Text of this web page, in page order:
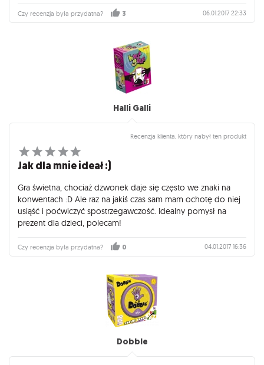
cięższych gier, dokładnie taki jakiego oczekiwałem :)
Czy recenzja była przydatna? 3 06.01.2017 22:33
Halli Galli
Recenzja klienta, który nabył ten produkt
Jak dla mnie ideał :)
Gra świetna, chociaż dzwonek daje się często we znaki na
konwentach :D Ale raz na jakiś czas sam mam ochotę do niej
usiąść i poćwiczyć spostrzegawczość. Idealny pomysł na
prezent dla dzieci, polecam!
Czy recenzja była przydatna? 0 04.01.2017 16:36
Dobble